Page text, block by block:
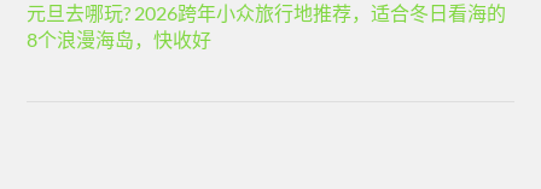
元旦去哪玩? 2026跨年小众旅行地推荐，适合冬日看海的
8个浪漫海岛，快收好